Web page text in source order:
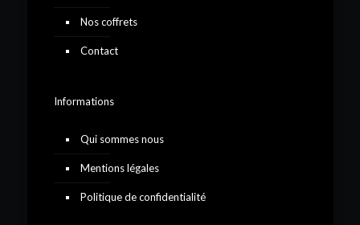
Nos coffrets
Contact
Informations
Qui sommes nous
Mentions légales
Politique de confidentialité